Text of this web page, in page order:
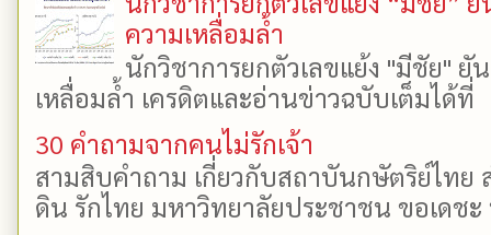
ความเหลื่อมล้ำ
นักวิชาการยกตัวเลขแย้ง "มีชัย"
เหลื่อมล้ำ เครดิตและอ่านข่าวฉบับเต็มได้
30 คำถามจากคนไม่รักเจ้า
สามสิบคำถาม เกี่ยวกับสถาบันกษัตริย์ไทย
ดิน รักไทย มหาวิทยาลัยประชาชน ขอเดช